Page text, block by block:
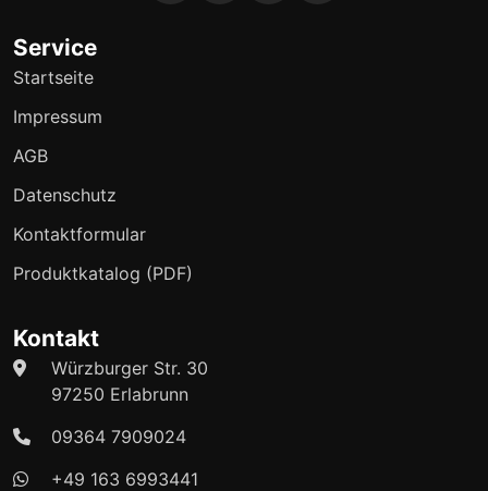
Service
Startseite
Impressum
AGB
Datenschutz
Kontaktformular
Produktkatalog (PDF)
Kontakt
Würzburger Str. 30
97250 Erlabrunn
09364 7909024
+49 163 6993441